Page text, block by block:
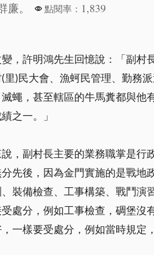
廉。 點閱率： 1,839
，許明鴻先生回憶說：「副
)民大會、漁蚵民管理、勤務
蠅，甚至轄區的牛馬糞都與
之一。」
，副村長主要的業務職掌是
先後，因為金門實施的是戰
裝備檢查、工事構築、戰鬥
處分，例如工事檢查，碉堡
一樣要受處分，例如當時規定